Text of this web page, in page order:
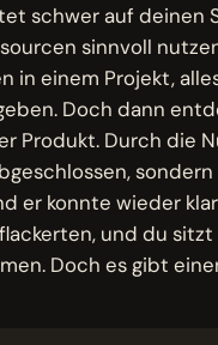
schwer auf deinen
sinnvoll
in einem Projekt,
Doch dann
Produkt. Durch die
er konnte wieder
und du
Doch es gibt